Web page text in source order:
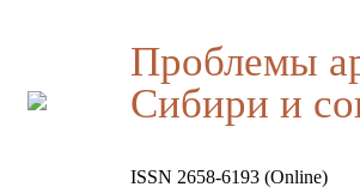
Проблемы
Сибири и
ISSN 2658-6193 (Online)